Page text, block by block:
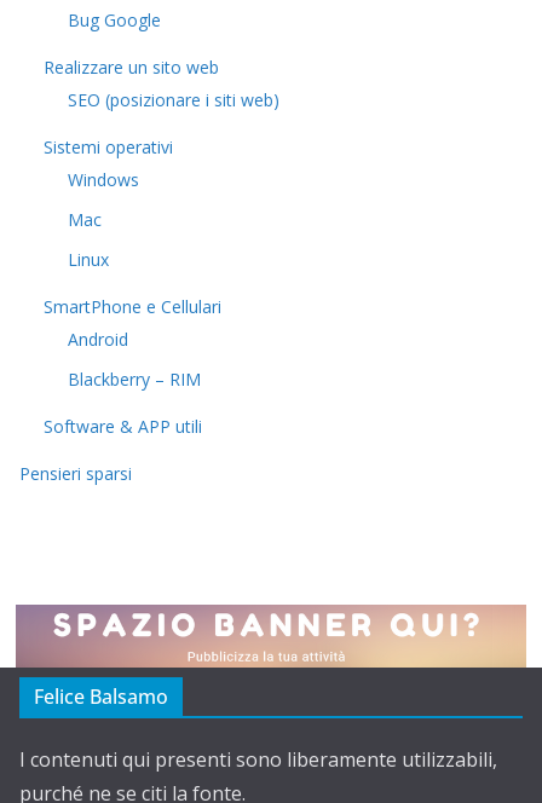
Bug Google
Realizzare un sito web
SEO (posizionare i siti web)
Sistemi operativi
Windows
Mac
Linux
SmartPhone e Cellulari
Android
Blackberry – RIM
Software & APP utili
Pensieri sparsi
Felice Balsamo
I contenuti qui presenti sono liberamente utilizzabili,
purché ne se citi la fonte.